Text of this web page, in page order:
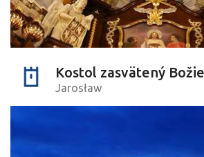
Kostol zasvätený
Jarosław